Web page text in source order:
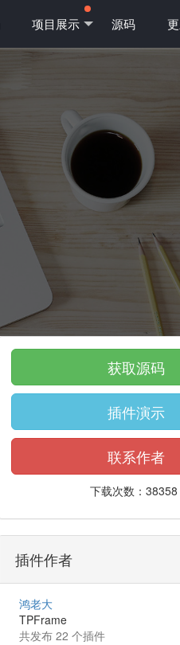
项目展示 源码
获取源码
插件演示
联系作者
下载次数：38358
插件作者
鸿老大
TPFrame
共发布 22 个插件